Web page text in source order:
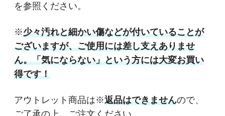
を参照ください。
※少々汚れと細かい傷などが付いていることが
ございますが、ご使用には差し支えありませ
ん。「気にならない」という方には大変お買い
得です！
アウトレット商品は※返品はできませんので、
ご了承の上、ご注文ください。